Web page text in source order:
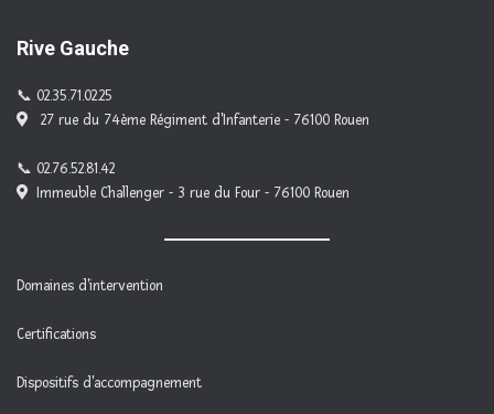
Rive Gauche
02.35.71.02.25
27 rue du 74ème Régiment d'Infanterie - 76100 Rouen
02.76.52.81.42
Immeuble Challenger - 3 rue du Four - 76100 Rouen
Domaines d'intervention
Certifications
Dispositifs d'accompagnement